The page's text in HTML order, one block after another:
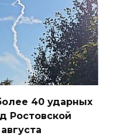
40 ударных
Ростовской